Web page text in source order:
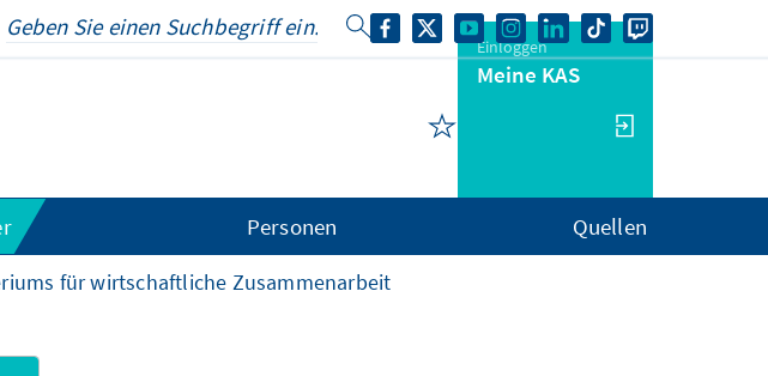
Einloggen
Meine KAS
Personen Quellen
für wirtschaftliche Zusammenarbeit